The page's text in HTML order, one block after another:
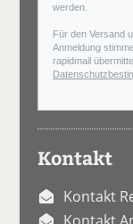
werden.
Für den Versand
Anmeldung
rapidmail
Kontakt
Kontakt